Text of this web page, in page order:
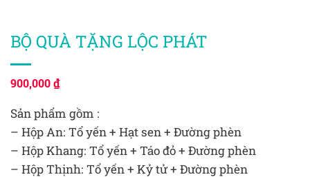
BỘ QUÀ TẶNG LỘC PHÁT
900,000₫
Sản phẩm gồm :
– Hộp An: Tổ yến + Hạt sen + Đường phèn
– Hộp Khang: Tổ yến + Táo đỏ + Đường phèn
– Hộp Thịnh: Tổ yến + Kỷ tử + Đường phèn